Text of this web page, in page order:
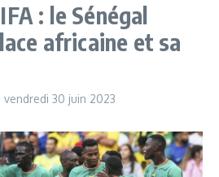
: le Sénégal
africaine et sa
vendredi 30 juin 2023